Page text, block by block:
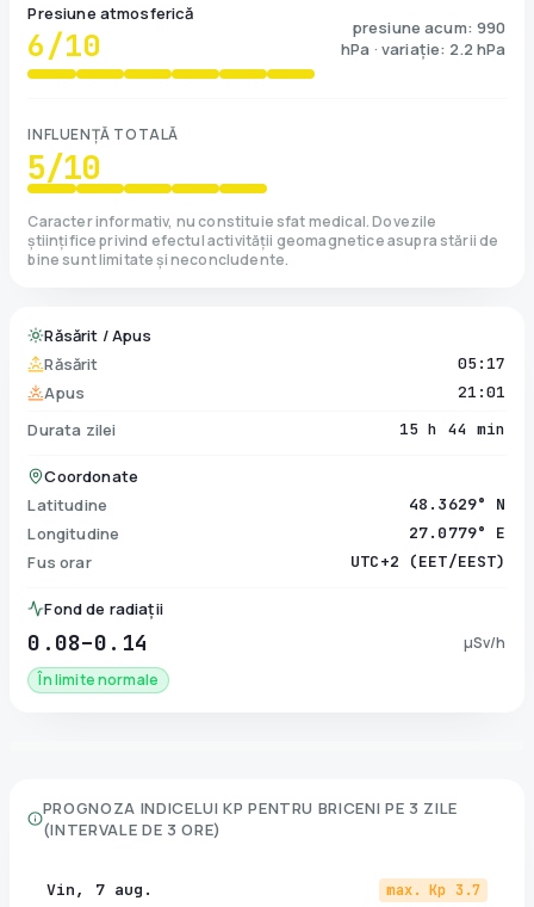
Presiune atmosferică
6/10
presiune acum: 990
hPa · variație: 2.2 hPa
INFLUENȚĂ TOTALĂ
5/10
Caracter informativ, nu constituie sfat medical. Dovezile
științifice privind efectul activității geomagnetice asupra stării de
bine sunt limitate și neconcludente.
Răsărit / Apus
Răsărit
05:17
Apus 21:01
Durata zilei 15 h 44 min
Coordonate
Latitudine
48.3629° N
Longitudine 27.0779° E
Fus orar UTC+2 (EET/EEST)
Fond de radiații
0.08–0.14
µSv/h
În limite normale
PROGNOZA INDICELUI KP PENTRU BRICENI PE 3 ZILE
(INTERVALE DE 3 ORE)
Vin, 7 aug. max. Kp 3.7